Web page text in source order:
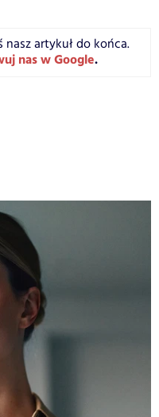
nasz artykuł do końca.
nas w Google.